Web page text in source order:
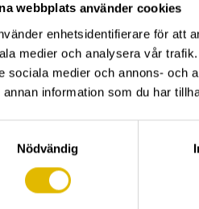
webbplats använder cookies
enhetsidentifierare för att
medier och analysera vår
sociala medier och annons- och
annan information som du har
Nödvändig